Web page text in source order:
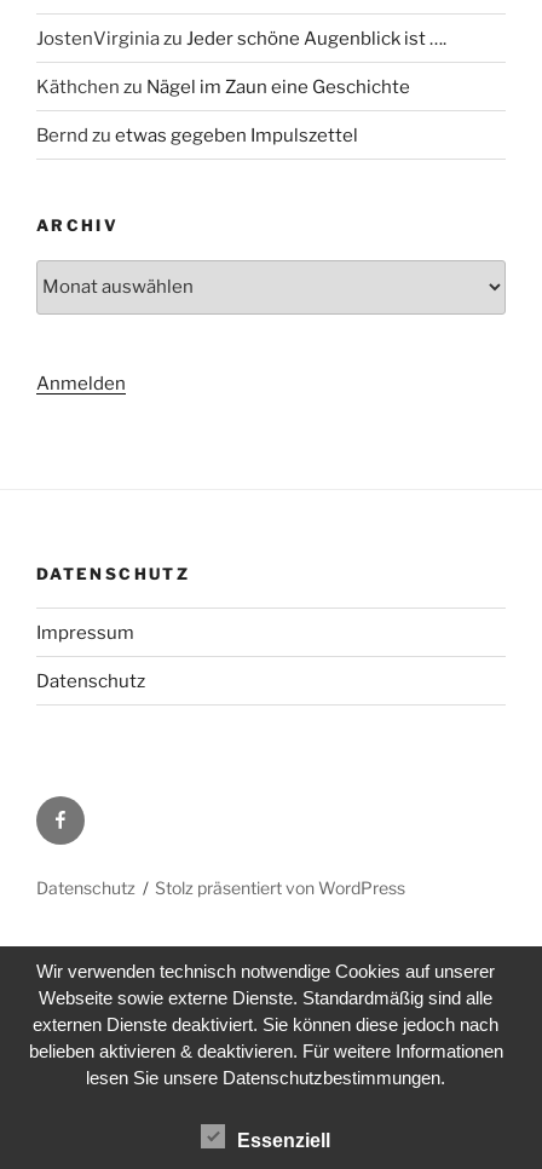
JostenVirginiazu Jeder schöne Augenblick ist ….
Käthchen zu Nägel im Zaun eine Geschichte
Bernd zu etwas gegeben Impulszettel
ARCHIV
Anmelden
DATENSCHUTZ
Impressum
Datenschutz
Facebook
Datenschutz Stolz präsentiert von WordPress
Wir verwenden technisch notwendige Cookies auf unserer
Webseite sowie externe Dienste. Standardmäßig sind alle
externen Dienste deaktiviert. Sie können diese jedoch nach
belieben aktivieren & deaktivieren. Für weitere Informationen
lesen Sie unsere Datenschutzbestimmungen.
Essenziell